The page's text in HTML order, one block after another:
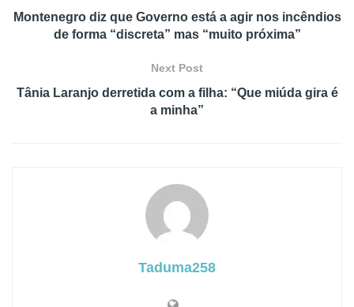
Montenegro diz que Governo está a agir nos incêndios
de forma “discreta” mas “muito próxima”
Next Post
Tânia Laranjo derretida com a filha: “Que miúda gira é
a minha”
Taduma258